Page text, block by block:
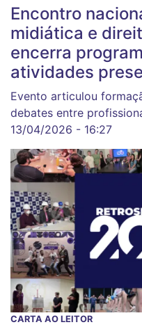
Encontro
midiática e
encerra
atividades
Evento articulou
debates entre
13/04/2026 - 16:27
CARTA AO LEITOR